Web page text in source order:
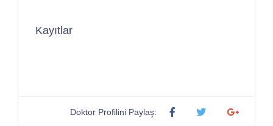
Kayıtlar
Doktor Profilini Paylaş: